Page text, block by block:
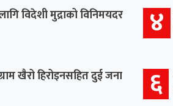
विदेशी मुद्राको विनिमयदर ४
खैरो हिरोइनसहित दुई जना
६